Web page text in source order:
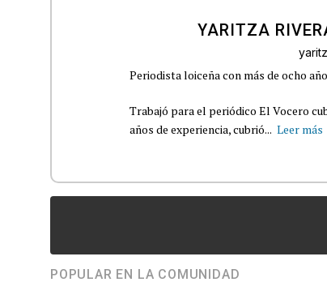
YARITZA
Periodista loiceña con más de ocho
Trabajó para el periódico El Vocero
años de experiencia, cubrió... Leer más
POPULAR EN LA COMUNIDAD